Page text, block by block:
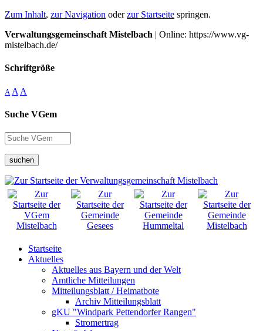
Zum Inhalt, zur Navigation oderzur Startseite springen.
Verwaltungsgemeinschaft Mistelbach | Online: https://www.vg-
mistelbach.de/
Schriftgröße
A A A
Suche VGem
suchen
Startseite
Aktuelles
Aktuelles aus Bayern und der Welt
Amtliche Mitteilungen
Mitteilungsblatt / Heimatbote
Archiv Mitteilungsblatt
gKU "Windpark Pettendorfer Rangen"
Stromertrag